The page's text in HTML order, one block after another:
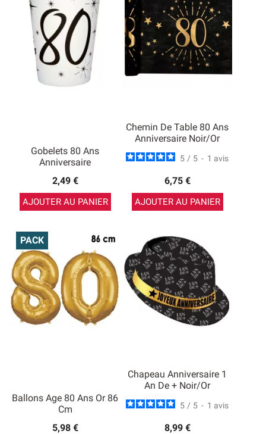
Gobelets 80 Ans
Anniversaire
2,49 €
AJOUTER AU PANIER
Chemin De Table 80 Ans
Anniversaire Noir/Or
5 / 5 - 1 avis
6,75 €
AJOUTER AU PANIER
Ballons Age 80 Ans Or 86
Cm
5,98 €
PACK
Chapeau Anniversaire 1
An De + Noir/Or
5 / 5 - 1 avis
8,99 €